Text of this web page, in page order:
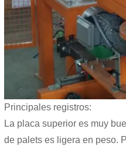
Principales registros:
La placa superior es muy
de palets es ligera en peso.